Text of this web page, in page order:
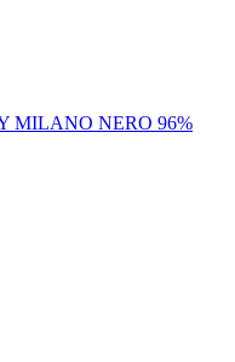
MILANO NERO 96%